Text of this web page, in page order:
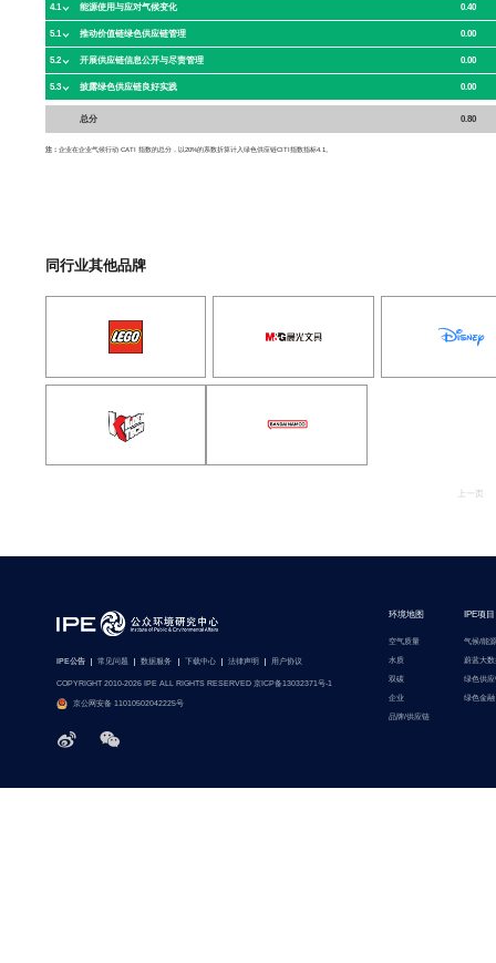
4.1 能源使用与应对气候变化 0.40
5.1 推动价值链绿色供应链管理 0.00
5.2 开展供应链信息公开与尽责管理 0.00
5.3 披露绿色供应链良好实践 0.00
总分 0.80
注： 企业在企业气候行动 CATI 指数的总分，以20%的系数折算计入绿色供应链CITI指数指标4.1。
同行业其他品牌
上一页
IPE公告 常见问题 数据服务 下载中心 法律声明 用户协议
COPYRIGHT 2010-2026 IPE ALL RIGHTS RESERVED 京ICP备13032371号-1
京公网安备 11010502042225号
环境地图
空气质量
水质
双碳
企业
品牌/供应链
IPE项目
气候/能源
蔚蓝大数
绿色供应
绿色金融